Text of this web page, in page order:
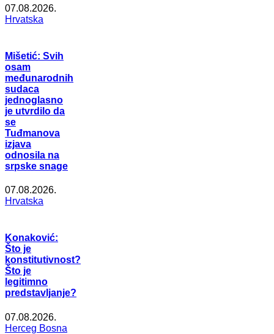
07.08.2026.
Hrvatska
Mišetić: Svih
osam
međunarodnih
sudaca
jednoglasno
je utvrdilo da
se
Tuđmanova
izjava
odnosila na
srpske snage
07.08.2026.
Hrvatska
Konaković:
Što je
konstitutivnost?
Što je
legitimno
predstavljanje?
07.08.2026.
Herceg Bosna